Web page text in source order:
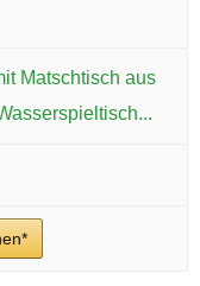
Matschtisch aus